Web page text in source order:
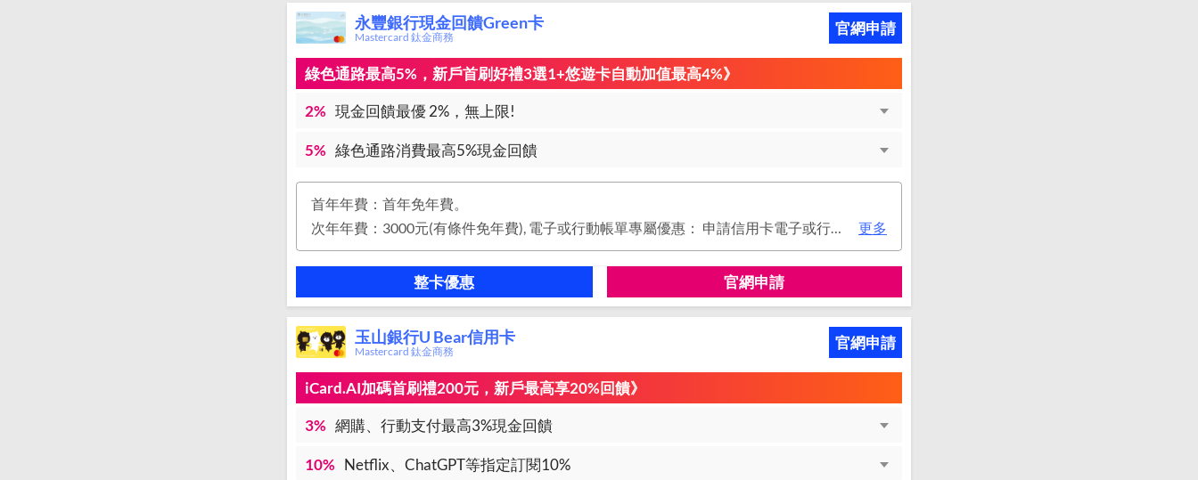
永豐銀行現金回饋Green卡
Mastercard 鈦金商務 官網申請
綠色通路最高5%，新戶首刷好禮3選1+悠遊卡自動加值最高4%》
2% 現金回饋最優 2%，無上限!
5% 綠色通路消費最高5%現金回饋
首年年費：首年免年費。
次年年費：3000元(有條件免年費), 電子或行動帳單專屬優惠： 申請信用卡電子或行動對帳單且取消實體帳單，於電子/行動帳單申請期間，正、附卡皆享免年費之優惠。 年度消費減免辦法： 第2年起，以收取年費當年前12個月累計消費滿NT$150,000或不限金額消費12次，即免收次年年費。 年費：正卡NT$3,000、附卡NT$1,500，附卡6張(含)以內免年費。
更多
整卡優惠 官網申請
玉山銀行U Bear信用卡
Mastercard 鈦金商務 官網申請
iCard.AI加碼首刷禮200元，新戶最高享20%回饋》
3% 網購、行動支付最高3%現金回饋
10% Netflix、ChatGPT等指定訂閱10%